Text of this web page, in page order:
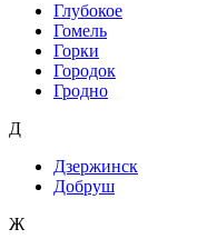
Глубокое
Гомель
Горки
Городок
Гродно
Д
Дзержинск
Добруш
Ж